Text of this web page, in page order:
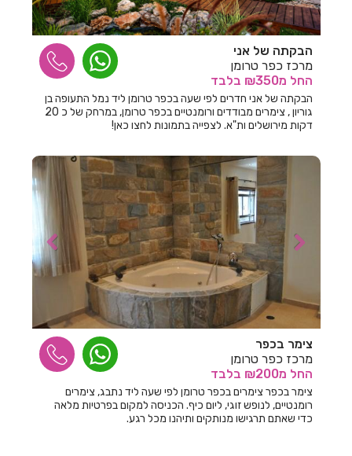
חדרים לפי שעה באחיהוד
חדרים לפי שעה באחיטוב
חדרים לפי שעה באילת
חדרים לפי שעה באלישמע
חדרים לפי שעה באמירים
חדרים לפי שעה באניעם
חדרים לפי שעה באריאל
חדרים לפי שעה באשבול
חדרים לפי שעה באשדוד
חדרים לפי שעה באשקלון
חדרים לפי שעה באשתאול
חדרים לפי שעה בבאר שבע
חדרים לפי שעה בבוסתן הגליל
הבקתה של אני
מרכז כפר טרומן
החל מ₪350 בלבד
הבקתה של אני חדרים לפי שעה בכפר טרומן ליד נמל התעופה בן
גוריון , צימרים מבודדים ורומנטיים בכפר טרומן, במרחק של כ 20
דקות מירושלים ות"א. לצפייה בתמונות לחצו כאן!
צימר בכפר
מרכז כפר טרומן
החל מ₪200 בלבד
צימר בכפר צימרים בכפר טרומן לפי שעה ליד נתבג, צימרים
רומנטיים, לנופש זוגי, ליום כיף. הכניסה למקום בפרטיות מלאה
כדי שאתם תרגישו מנותקים ותיהנו מכל רגע.